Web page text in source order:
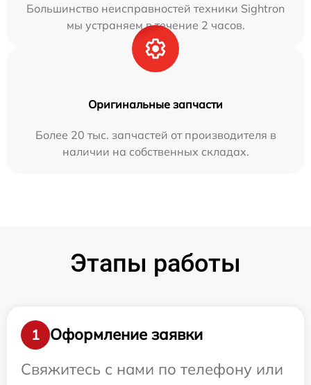
Большинство неисправностей техники Sightron
мы устраняем в течение 2 часов.
Оригинальные запчасти
Более 20 тыс. запчастей от производителя в
наличии на собственных складах.
Этапы работы
1
Оформление заявки
Свяжитесь с нами по телефону или